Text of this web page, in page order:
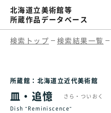
北海道立美術館等
所蔵作品データベース
検索トップ 検索結果一覧
所蔵館：北海道立近代美術館
皿・追憶
さら・ついおく
Dish "Reminiscence"